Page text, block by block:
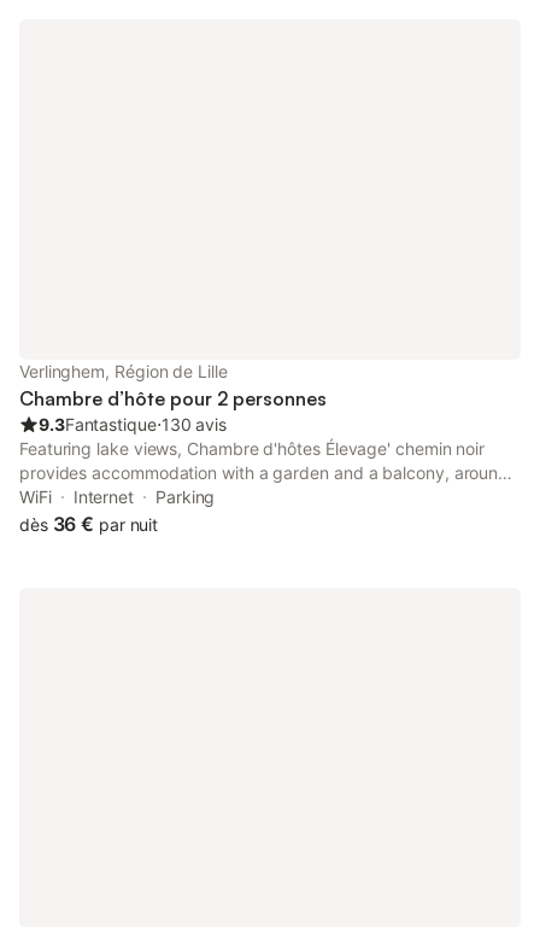
Verlinghem, Région de Lille
Chambre d’hôte pour 2 personnes
9.3Fantastique⋅130 avis
Featuring lake views, Chambre d'hôtes Élevage' chemin noir
provides accommodation with a garden and a balcony, around
5.8 km from Zoo Lille. With garden views, this accommodation
offers a patio.
WiFi Internet
Parking
dès 36 € par nuit